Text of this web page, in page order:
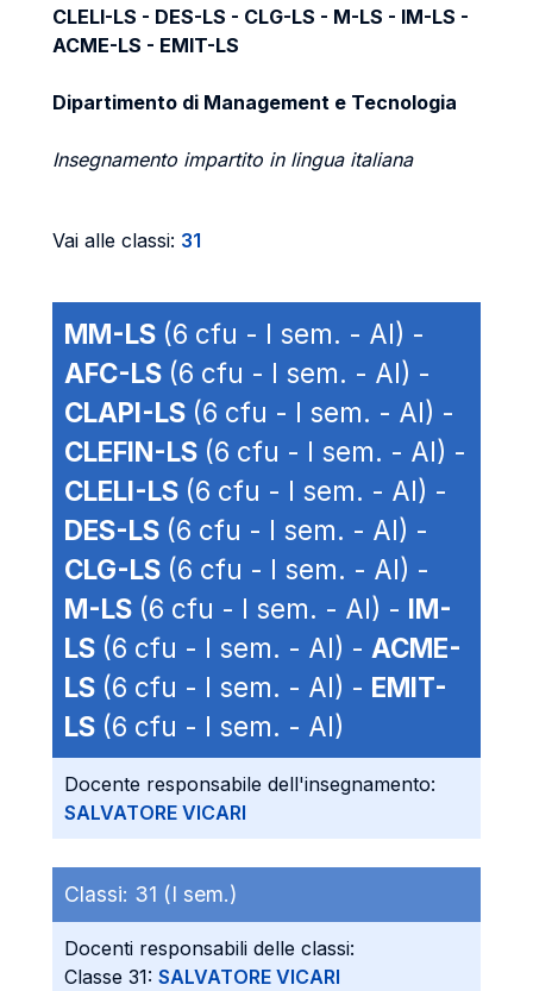
CLELI-LS - DES-LS - CLG-LS - M-LS - IM-LS -
ACME-LS - EMIT-LS
Dipartimento di Management e Tecnologia
Insegnamento impartito in lingua italiana
Vai alle classi: 31
MM-LS (6 cfu - I sem. - AI) -
AFC-LS (6 cfu - I sem. - AI) -
CLAPI-LS (6 cfu - I sem. - AI) -
CLEFIN-LS (6 cfu - I sem. - AI) -
CLELI-LS (6 cfu - I sem. - AI) -
DES-LS (6 cfu - I sem. - AI) -
CLG-LS (6 cfu - I sem. - AI) -
M-LS (6 cfu - I sem. - AI) - IM-
LS (6 cfu - I sem. - AI) - ACME-
LS (6 cfu - I sem. - AI) - EMIT-
LS (6 cfu - I sem. - AI)
Docente responsabile dell'insegnamento:
SALVATORE VICARI
Classi: 31 (I sem.)
Docenti responsabili delle classi:
Classe 31: SALVATORE VICARI